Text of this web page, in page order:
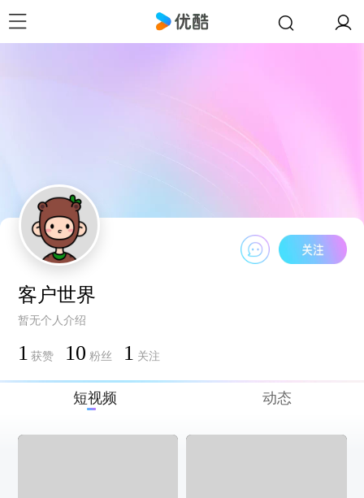
客户世界
暂无个人介绍
1 获赞 10 粉丝 1 关注
短视频 动态